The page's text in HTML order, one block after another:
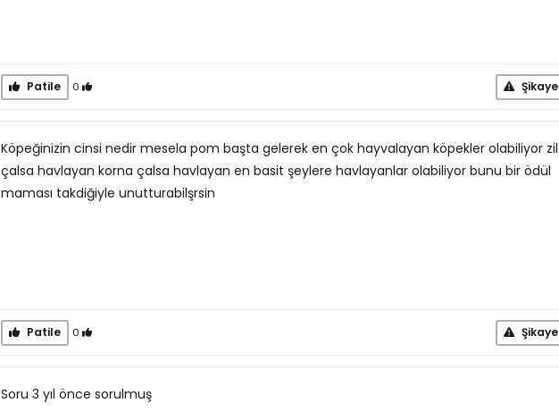
Patile 0
Köpeğinizin cinsi nedir mesela pom başta gelerek en çok hayvalayan köpekler olabiliyor zil
çalsa havlayan korna çalsa havlayan en basit şeylere havlayanlar olabiliyor bunu bir ödül
maması takdiğiyle unutturabilşrsin
Patile 0
Soru 3 yıl önce sorulmuş